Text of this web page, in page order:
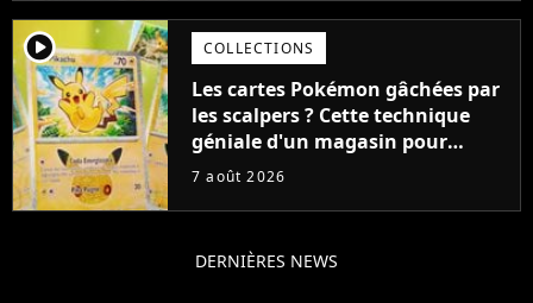
player2 COLLECTIONS
Les cartes Pokémon gâchées par
les scalpers ? Cette technique
géniale d'un magasin pour
ruiner les revendeurs
7 août 2026
DERNIÈRES NEWS